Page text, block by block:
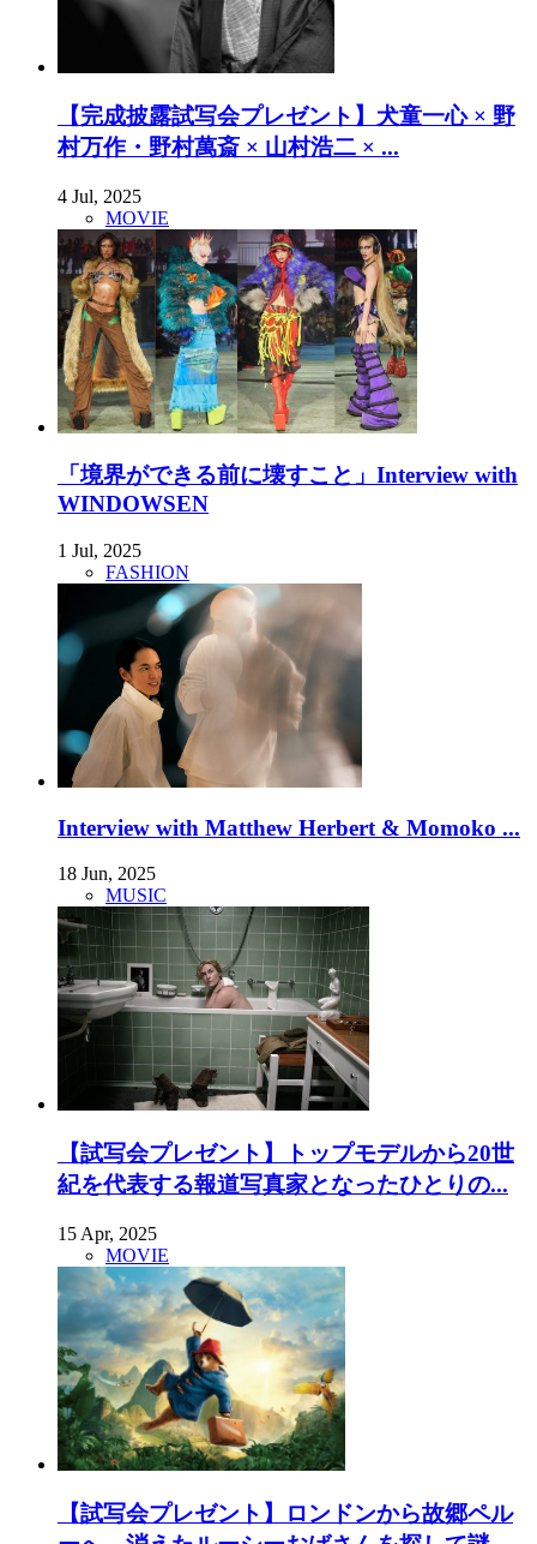
【完成披露試写会プレゼント】犬童一心 × 野
村万作・野村萬斎 × 山村浩二 × ...
4 Jul, 2025
MOVIE
「境界ができる前に壊すこと」Interview with
WINDOWSEN
1 Jul, 2025
FASHION
Interview with Matthew Herbert & Momoko ...
18 Jun, 2025
MUSIC
【試写会プレゼント】トップモデルから20世
紀を代表する報道写真家となったひとりの...
15 Apr, 2025
MOVIE
【試写会プレゼント】ロンドンから故郷ペル